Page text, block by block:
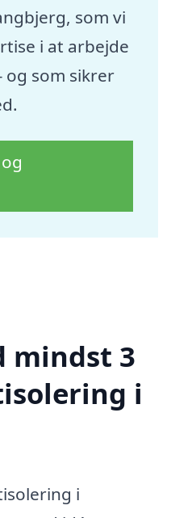
som vi
i at arbejde
og som sikrer
mindst 3
i
i